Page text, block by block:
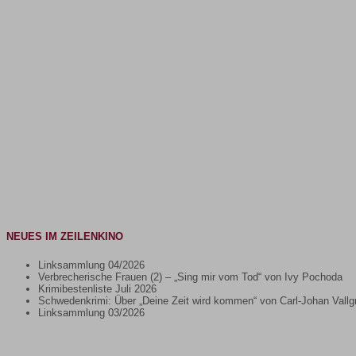
NEUES IM ZEILENKINO
Linksammlung 04/2026
Verbrecherische Frauen (2) – „Sing mir vom Tod“ von Ivy Pochoda
Krimibestenliste Juli 2026
Schwedenkrimi: Über „Deine Zeit wird kommen“ von Carl-Johan
Linksammlung 03/2026